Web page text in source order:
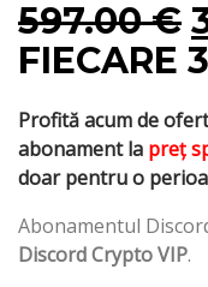
597.00€
FIECARE
Profită acum de
abonament la preț
doar pentru o
Abonamentul
Discord Crypto VIP.